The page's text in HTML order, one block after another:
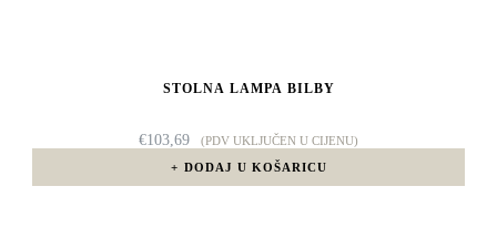
STOLNA LAMPA BILBY
€103,69
(PDV UKLJUČEN U CIJENU)
DODAJ U KOŠARICU